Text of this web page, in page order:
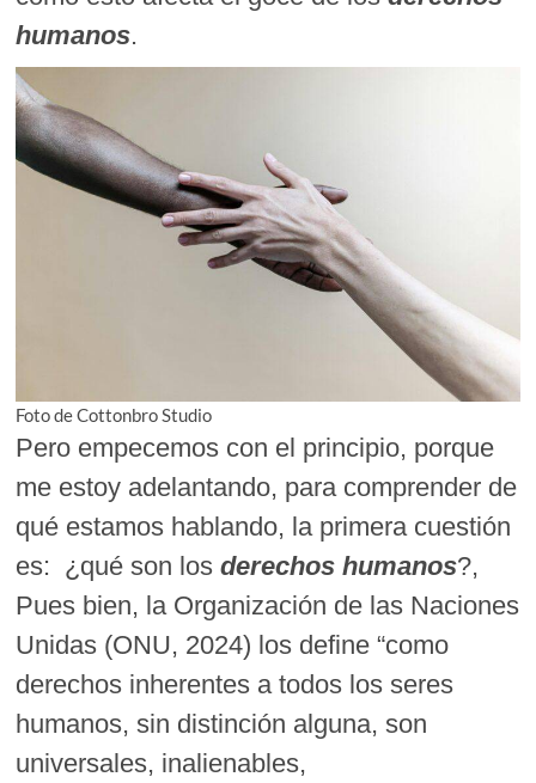
humanos.
Foto de Cottonbro Studio
Pero empecemos con el principio, porque
me estoy adelantando, para comprender de
qué estamos hablando, la primera cuestión
es: ¿qué son los derechos humanos?,
Pues bien, la Organización de las Naciones
Unidas (ONU, 2024) los define “como
derechos inherentes a todos los seres
humanos, sin distinción alguna, son
universales, inalienables,